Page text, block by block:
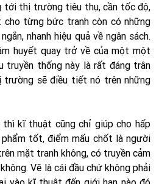
tới thị trường tiêu thụ, cần tốc độ,
từng bức tranh còn có những
nhanh hiệu quả về ngân sách.
huyết quay trở về của một một
truyền thống này là rất đáng trân
trường sẽ điều tiết nó trên những
kĩ thuật cũng chỉ giúp cho hấp
tốt, điểm mấu chốt là người
mặt tranh không, có truyền cảm
Vẽ là cái đầu chứ không phải